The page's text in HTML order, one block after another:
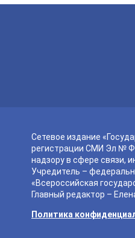
Сетевое издание
регистрации СМИ Эл №
надзору в сфере связи,
Учредитель –
«Всероссийская
Главный редактор –
Политика